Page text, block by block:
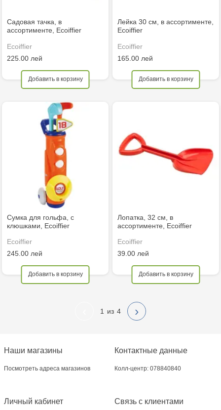
Садовая тачка, в
ассортименте, Ecoiffier
Ecoiffier
225.00 лей
Добавить в корзину
Лейка 30 см, в ассортименте,
Ecoiffier
Ecoiffier
165.00 лей
Добавить в корзину
Сумка для гольфа, с
клюшками, Ecoiffier
Ecoiffier
245.00 лей
Добавить в корзину
Лопатка, 32 см, в
ассортименте, Ecoiffier
Ecoiffier
39.00 лей
Добавить в корзину
1 4 ›
Наши магазины
Посмотреть адреса магазинов
Связь с клиентами
Личный кабинет
Контактные данные
Колл-центр: 078840840